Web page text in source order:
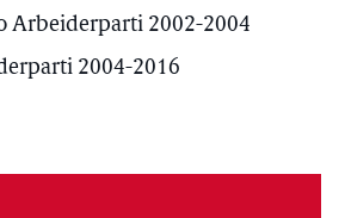
Arbeiderparti 2002-2004
2004-2016